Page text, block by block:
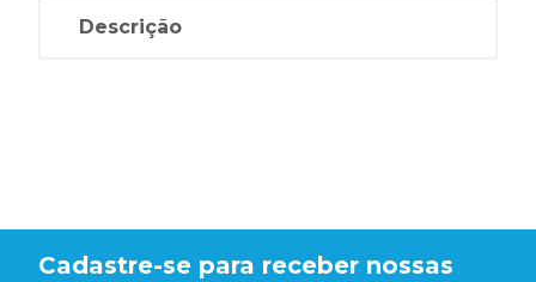
Descrição
Cadastre-se para receber nossas